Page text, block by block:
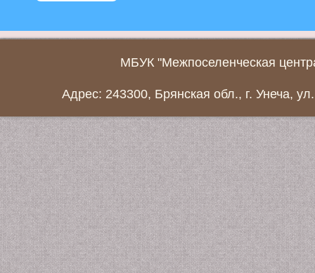
МБУК "Межпоселенческая
Адрес: 243300, Брянская обл., г. Унеча,